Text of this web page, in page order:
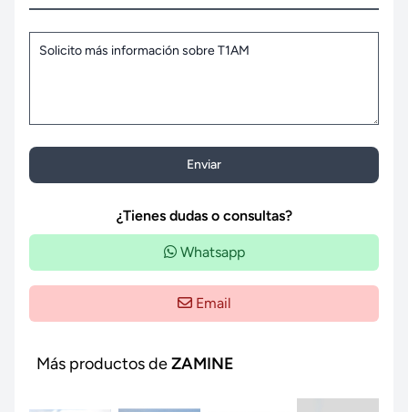
Enviar
¿Tienes dudas o consultas?
Whatsapp
Email
Más productos deZAMINE